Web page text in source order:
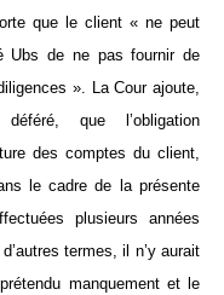
que le client « ne peut
Ubs de ne pas fournir de
». La Cour ajoute,
que l’obligation
des comptes du client,
le cadre de la présente
plusieurs années
termes, il n’y aurait
manquement et le